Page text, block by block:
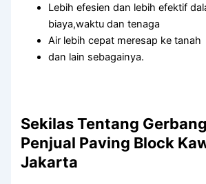
Lebih efesien dan lebih efektif
biaya,waktu dan tenaga
Air lebih cepat meresap ke tanah
dan lain sebagainya.
Sekilas Tentang
Penjual Paving Block
Jakarta